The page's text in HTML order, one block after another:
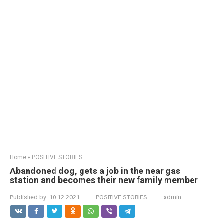
Home » POSITIVE STORIES
Abandoned dog, gets a job in the near gas
station and becomes their new family member
Published by: 10.12.2021 POSITIVE STORIES admin